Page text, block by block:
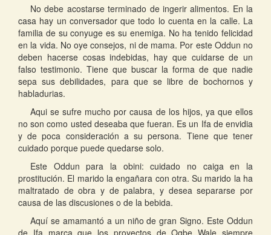
No debe acostarse terminado de ingerir alimentos. En la
casa hay un conversador que todo lo cuenta en la calle. La
familia de su conyuge es su enemiga. No ha tenido felicidad
en la vida. No oye consejos, ni de mama. Por este Oddun no
deben hacerse cosas indebidas, hay que cuidarse de un
falso testimonio. Tiene que buscar la forma de que nadie
sepa sus debilidades, para que se libre de bochornos y
habladurias.
Aqui se sufre mucho por causa de los hijos, ya que ellos
no son como usted deseaba que fueran. Es un Ifa de envidia
y de poca consideración a su persona. Tiene que tener
cuidado porque puede quedarse solo.
Este Oddun para la obini: cuidado no caiga en la
prostitución. El marido la engañara con otra. Su marido la ha
maltratado de obra y de palabra, y desea separarse por
causa de las discusiones o de la bebida.
Aquí se amamantó a un niño de gran Signo. Este Oddun
de Ifa marca que los proyectos de Ogbe Wale siempre